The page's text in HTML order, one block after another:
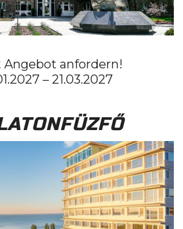
Angebot anfordern!
– 21.03.2027